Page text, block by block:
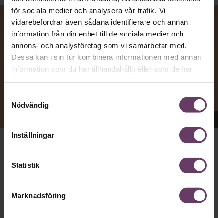
för sociala medier och analysera vår trafik. Vi
vidarebefordrar även sådana identifierare och annan
information från din enhet till de sociala medier och
annons- och analysföretag som vi samarbetar med.
Dessa kan i sin tur kombinera informationen med annan
information som du har tillhandahållit eller som de har
Nödvändig
Inställningar
Statistik
Marknadsföring
att nå och besvarar inte alltid
mejl från främlingar. Men studenten
Ben Horwitz
Harvard Business School kom på ett trick: Han skapade
en app som imiterar toppchefernas sätt att skriva, med
stavfel, utan hälsningsfraser och mycket kortfattade